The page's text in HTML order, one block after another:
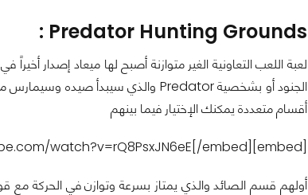
Predator Hunting Grounds :
أقسام متعددة يمكنك الإختيار فيما بينهم